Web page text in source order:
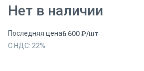
Нет в наличии
Последняя цена6 600₽/шт
С НДС: 22%